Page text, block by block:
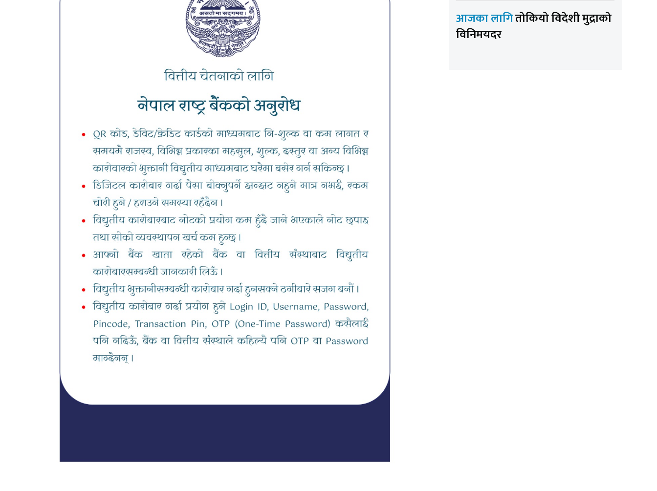
आजका लागितोकियो विदेशी मुद्राको
विनिमयदर